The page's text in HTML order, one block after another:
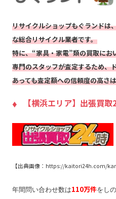
リサイクルショップもぐランドは
な総合リサイクル業者です。
特に、“家具・家電”類の買取にお
専門のスタッフが査定するため、
あっても査定額への信頼度の高さ
【横浜エリア】出張買取
【出典画像：https://kaitori24h.com/
年間問い合わせ数は110万件をし